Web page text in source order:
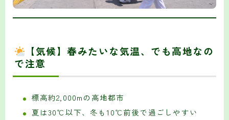
【気候】春みたいな気温、でも高地なの
で注意
標高約2,000mの高地都市
夏は30℃以下、冬も10℃前後で過ごしやすい